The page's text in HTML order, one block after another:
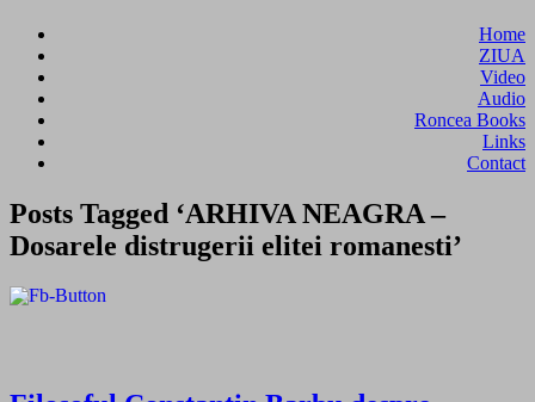
Home
ZIUA
Video
Audio
Roncea Books
Links
Contact
Posts Tagged ‘ARHIVA NEAGRA –
Dosarele distrugerii elitei romanesti’